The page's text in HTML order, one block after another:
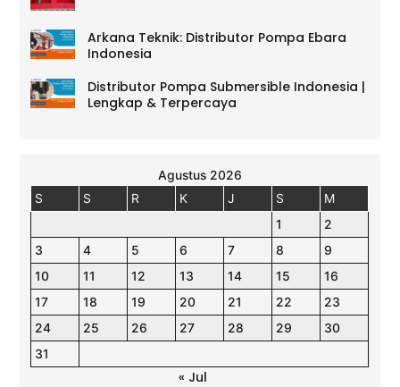
Arkana Teknik: Distributor Pompa Ebara
Indonesia
Distributor Pompa Submersible Indonesia |
Lengkap & Terpercaya
Agustus 2026
S
S R K J S
M
1
2
3
4 5 6 7 8
9
10
11 12 13 14 15
16
17
18 19 20 21 22
23
24
25 26 27 28 29
30
31
« Jul